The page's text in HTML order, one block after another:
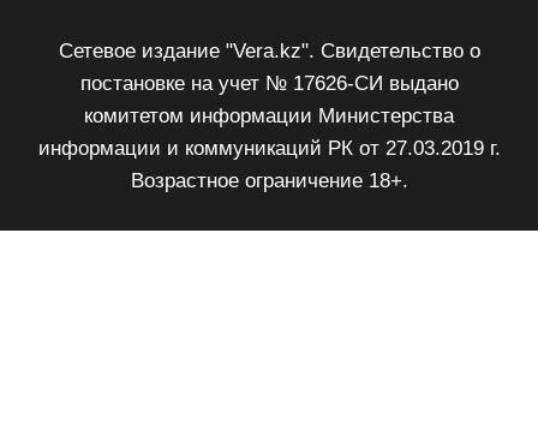
Сетевое издание "Vera.kz". Свидетельство о
постановке на учет № 17626-СИ выдано
комитетом информации Министерства
информации и коммуникаций РК от 27.03.2019 г.
Возрастное ограничение 18+.